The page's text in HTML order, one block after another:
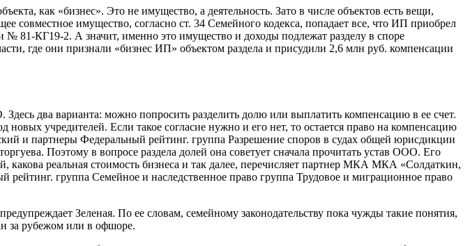
как «бизнес». Это не имущество, а деятельность. Зато в числе объектов есть вещи,
совместное имущество, согласно ст. 34 Семейного кодекса, попадает все, что ИП приобрел
№ 81-КГ19-2. А значит, именно это имущество и доходы подлежат разделу в споре
где они признали «бизнес ИП» объектом раздела и присудили 2,6 млн руб. компенсации
два варианта: можно попросить разделить долю или выплатить компенсацию в ее счет.
новых учредителей. Если такое согласие нужно и его нет, то остается право на компенсацию
и партнеры Федеральный рейтинг. группа Разрешение споров в судах общей юрисдикции
Поэтому в вопросе раздела долей она советует сначала прочитать устав ООО. Его
реальная стоимость бизнеса и так далее, перечисляет партнер МКА МКА «Солдаткин,
группа Семейное и наследственное право группа Трудовое и миграционное право
Зеленая. По ее словам, семейному законодательству пока чужды такие понятия,
за рубежом или в офшоре.